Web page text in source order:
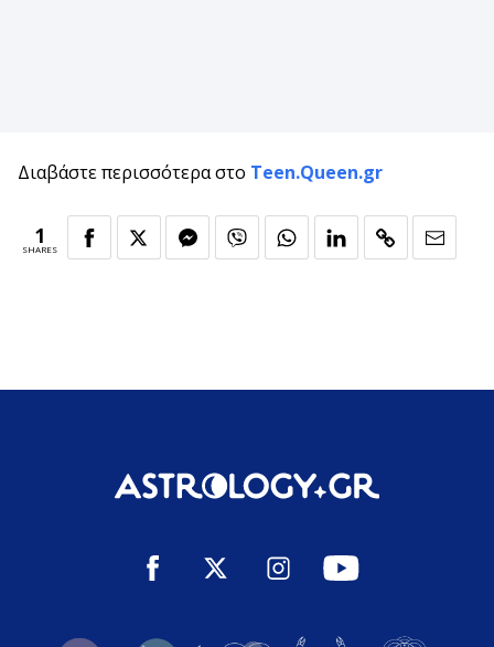
Διαβάστε περισσότερα στο Teen.Queen.gr
1
SHARES